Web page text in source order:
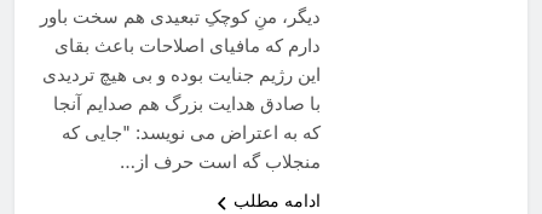
دیگر، منِ کوچکِ تبعیدی هم سخت باور
دارم که مافیای اصلاحات باعث بقای
این رژیم جنایت بوده و بی‌ هیچ تردیدی
با صادق هدایت بزرگ هم صدایم آنجا
که به اعتراض می نویسد: "جایی که
منجلاب گه است حرف از…
ادامه مطلب